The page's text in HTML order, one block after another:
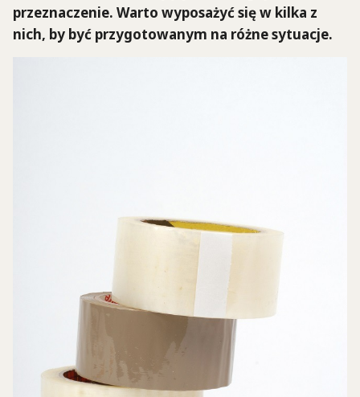
przeznaczenie. Warto wyposażyć się w kilka z
nich, by być przygotowanym na różne sytuacje.